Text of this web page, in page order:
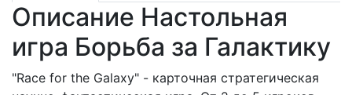
Описание Настольная
игра Борьба за Галактику
"Race for the Galaxy" - карточная стратегическая